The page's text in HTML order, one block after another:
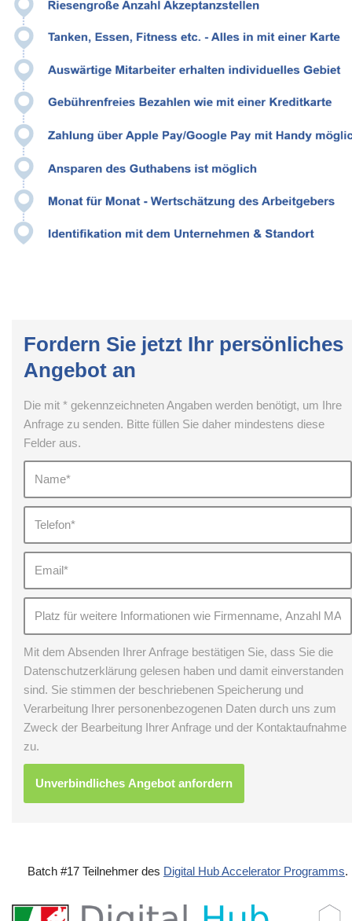
Fordern Sie jetzt Ihr persönliches
Angebot an
Die mit * gekennzeichneten Angaben werden benötigt, um Ihre
Anfrage zu senden. Bitte füllen Sie daher mindestens diese
Felder aus.
Mit dem Absenden Ihrer Anfrage bestätigen Sie, dass Sie die
Datenschutzerklärung gelesen haben und damit einverstanden
sind. Sie stimmen der beschriebenen Speicherung und
Verarbeitung Ihrer personenbezogenen Daten durch uns zum
Zweck der Bearbeitung Ihrer Anfrage und der Kontaktaufnahme
zu.
Batch #17 Teilnehmer des Digital Hub Accelerator Programms.